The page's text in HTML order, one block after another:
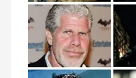
doublage